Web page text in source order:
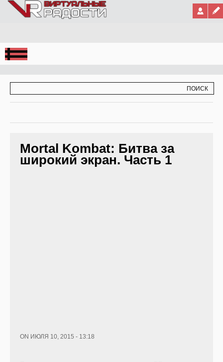
Jump to Navigation
Mortal Kombat: Битва за
широкий экран. Часть 1
ON ИЮЛЯ 10, 2015 - 13:18